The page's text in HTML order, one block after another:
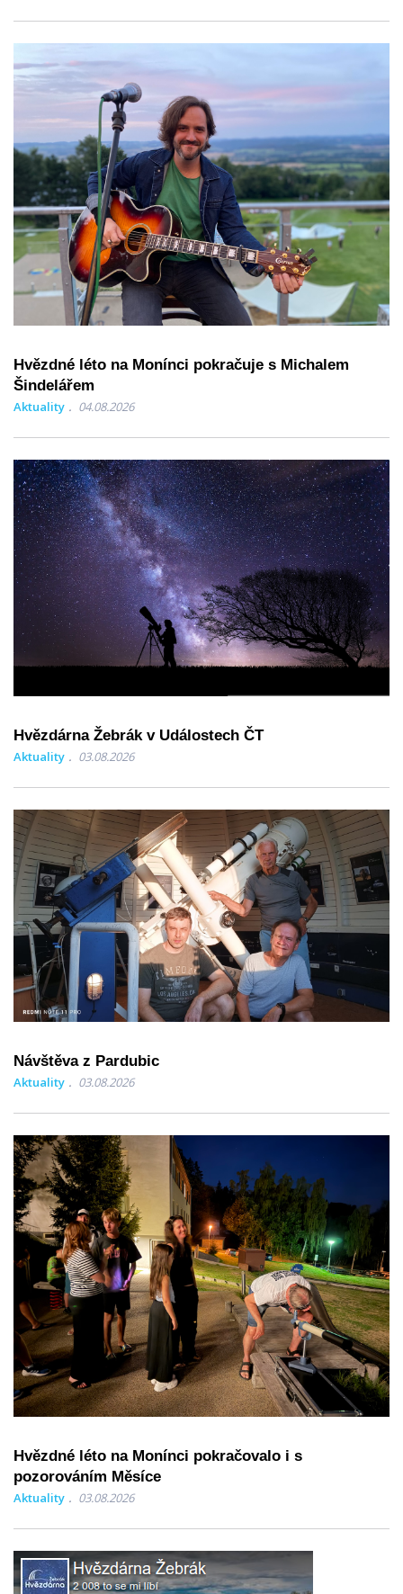
Hvězdné léto na Monínci pokračuje s Michalem
Šindelářem
Aktuality 04.08.2026
Hvězdárna Žebrák v Událostech ČT
Aktuality 03.08.2026
Návštěva z Pardubic
Aktuality 03.08.2026
Hvězdné léto na Monínci pokračovalo i s
pozorováním Měsíce
Aktuality 03.08.2026